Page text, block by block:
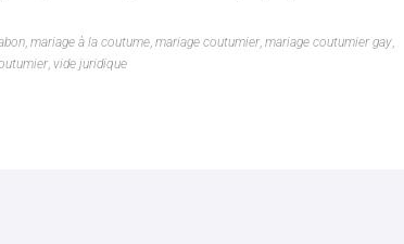
, mariage à la coutume, mariage coutumier, mariage coutumier gay,
, vide juridique